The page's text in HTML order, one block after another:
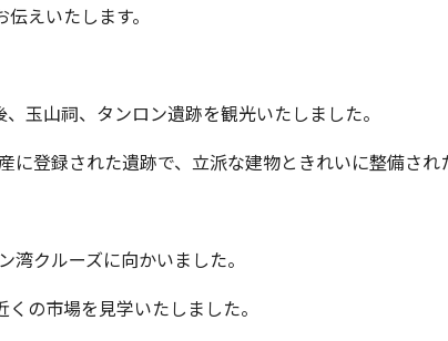
えいたします。
玉山祠、タンロン遺跡を観光いたしました。
登録された遺跡で、立派な建物ときれいに整備され
クルーズに向かいました。
の市場を見学いたしました。